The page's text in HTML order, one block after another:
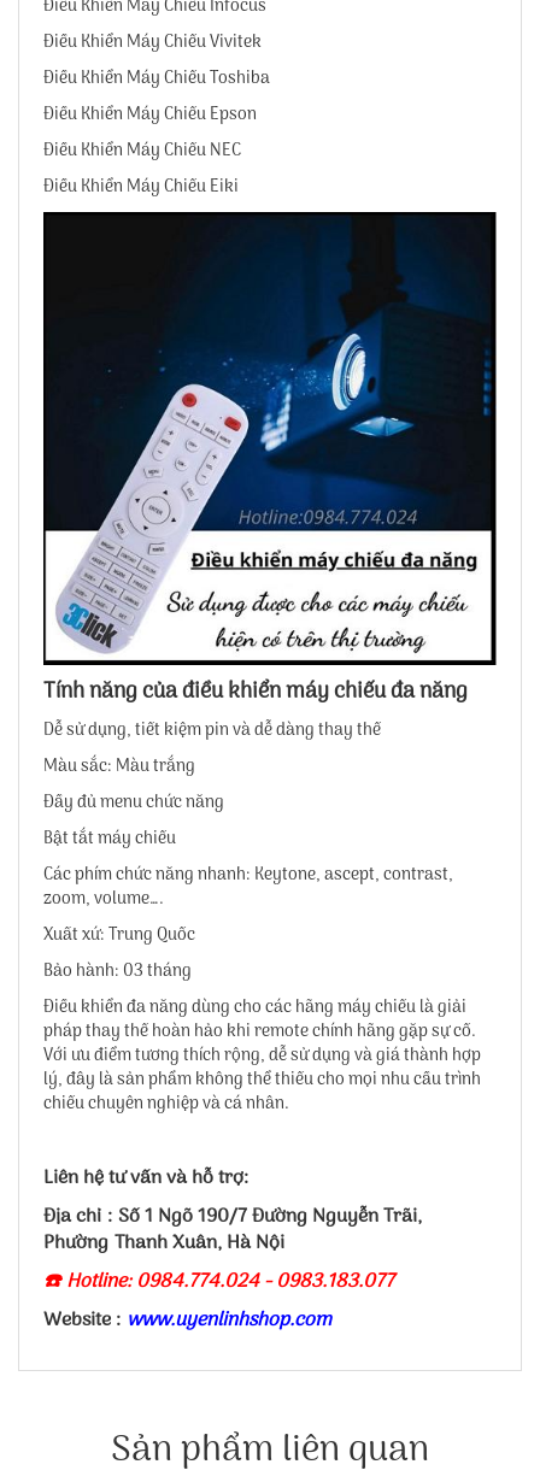
Điều Khiển Máy Chiếu Infocus
Điều Khiển Máy Chiếu Vivitek
Điều Khiển Máy Chiếu Toshiba
Điều Khiển Máy Chiếu Epson
Điều Khiển Máy Chiếu NEC
Điều Khiển Máy Chiếu Eiki
Tính năng của điều khiển máy chiếu đa năng
Dễ sử dụng, tiết kiệm pin và dễ dàng thay thế
Màu sắc: Màu trắng
Đầy đủ menu chức năng
Bật tắt máy chiếu
Các phím chức năng nhanh: Keytone, ascept, contrast,
zoom, volume….
Xuất xứ: Trung Quốc
Bảo hành: 03 tháng
Điều khiển đa năng dùng cho các hãng máy chiếu là giải
pháp thay thế hoàn hảo khi remote chính hãng gặp sự cố.
Với ưu điểm tương thích rộng, dễ sử dụng và giá thành hợp
lý, đây là sản phẩm không thể thiếu cho mọi nhu cầu trình
chiếu chuyên nghiệp và cá nhân.
Liên hệ tư vấn và hỗ trợ:
Địa chỉ : Số 1 Ngõ 190/7 Đường Nguyễn Trãi,
Phường Thanh Xuân, Hà Nội
☎️ Hotline: 0984.774.024 - 0983.183.077
Website : www.uyenlinhshop.com
Sản phẩm liên quan